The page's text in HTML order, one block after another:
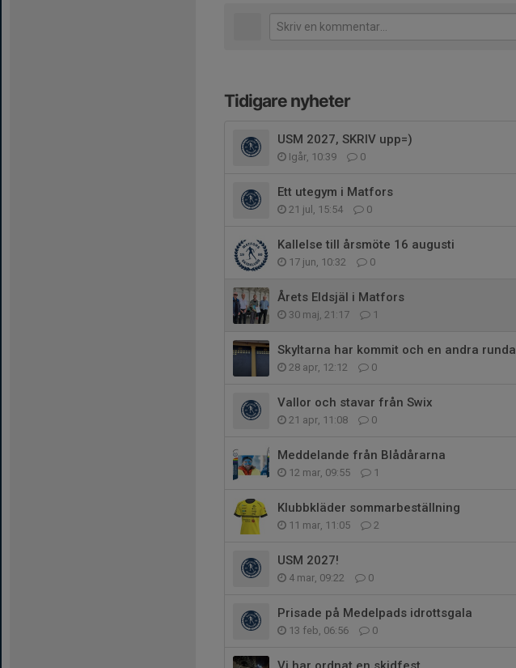
Tidigare nyheter
USM 2027, SKRIV upp=)
Igår, 10:39 0
Ett utegym i Matfors
21 jul, 15:54 0
Kallelse till årsmöte 16 augusti
17 jun, 10:32 0
Årets Eldsjäl i Matfors
30 maj, 21:17 1
Skyltarna har kommit och en andra runda
28 apr, 12:12 0
Vallor och stavar från Swix
21 apr, 11:08 0
Meddelande från Blådårarna
12 mar, 09:55 1
Klubbkläder sommarbeställning
11 mar, 11:05 2
USM 2027!
4 mar, 09:22 0
Prisade på Medelpads idrottsgala
13 feb, 06:56 0